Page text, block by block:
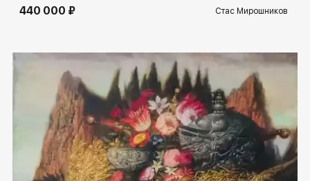
440 000 ₽ Стас Мирошников